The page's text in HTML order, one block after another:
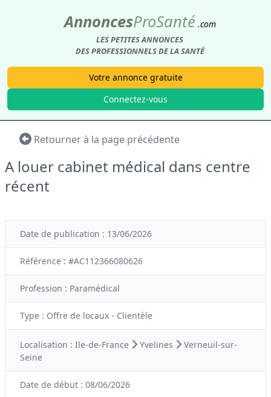
AnnoncesProSanté .com
LES PETITES ANNONCES
DES PROFESSIONNELS DE LA SANTÉ
Votre annonce gratuite
Connectez-vous
Retourner à la page précédente
A louer cabinet médical dans centre
récent
Date de publication : 13/06/2026
Référence : #AC112366080626
Profession : Paramédical
Type : Offre de locaux - Clientèle
Localisation : Ile-de-France Yvelines
Verneuil-sur-
Seine
Date de début : 08/06/2026